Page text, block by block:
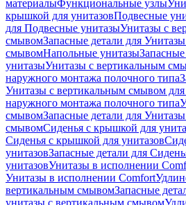
материалыФункциональные узлы
крышкой для унитазовПодвесные
для Подвесные унитазыУнитазы с
смывомЗапасные детали для
смывомНапольные унитазы
унитазыУнитазы с вертикальным
наружного монтажа полочного типа
Унитазы с вертикальным смывом
наружного монтажа полочного типа
смывомЗапасные детали для
смывомСиденья с крышкой для
Сиденья с крышкой для унитазов
унитазовЗапасные детали для
унитазовУнитазы в исполнении
Унитазы в исполнении Comfort
вертикальным смывомЗапасные
унитазы с вертикальным смывом